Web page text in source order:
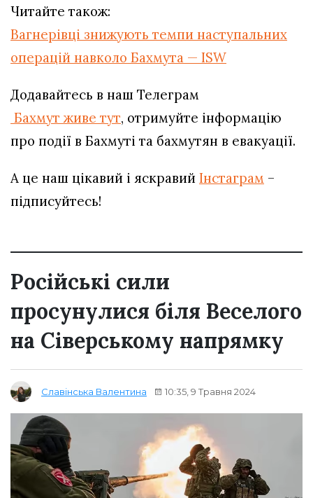
Читайте також:
Вагнерівці знижують темпи наступальних
операцій навколо Бахмута — ISW
Додавайтесь в наш Телеграм
Бахмут живе тут, отримуйте інформацію
про події в Бахмуті та бахмутян в евакуації.
А це наш цікавий і яскравий Інстаграм –
підписуйтесь!
Російські сили
просунулися біля Веселого
на Сіверському напрямку
Славінська Валентина 10:35, 9 Травня 2024